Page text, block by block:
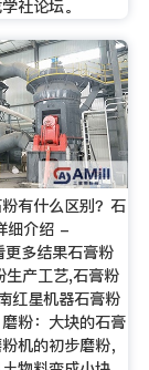
社论坛。
有什么区别？石
细介绍 -
多结果石膏粉
生产工艺,石膏粉
红星机器石膏粉
粉：大块的石膏
机的初步磨粉，